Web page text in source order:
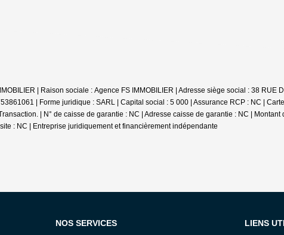
| Raison sociale : Agence FS IMMOBILIER | Adresse siège social : 38 RUE
| Forme juridique : SARL | Capital social : 5 000 | Assurance RCP : NC |
| N° de caisse de garantie : NC | Adresse caisse de garantie : NC |
: NC |
Entreprise juridiquement et financièrement indépendante
NOS SERVICES LIENS